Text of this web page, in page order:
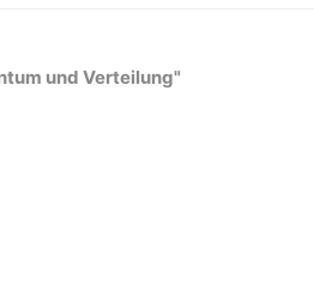
und Verteilung"